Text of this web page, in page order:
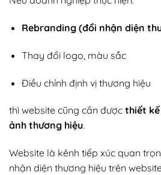
Rebranding (đổi nhận diện
Thay đổi logo, màu sắc
Điều chỉnh định vị thương hiệu
thì website cũng cần được thiết
ảnh thương hiệu.
Website là kênh tiếp xúc quan
nhận diện thương hiệu trên